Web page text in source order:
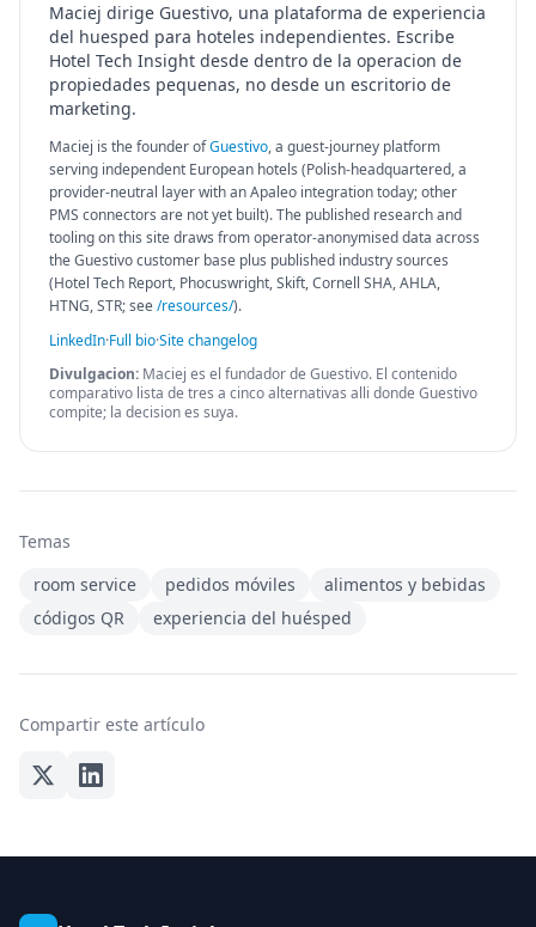
Maciej dirige Guestivo, una plataforma de experiencia
del huesped para hoteles independientes. Escribe
Hotel Tech Insight desde dentro de la operacion de
propiedades pequenas, no desde un escritorio de
marketing.
Maciej is the founder ofGuestivo, a guest-journey platform
serving independent European hotels (Polish-headquartered, a
provider-neutral layer with an Apaleo integration today; other
PMS connectors are not yet built). The published research and
tooling on this site draws from operator-anonymised data across
the Guestivo customer base plus published industry sources
(Hotel Tech Report, Phocuswright, Skift, Cornell SHA, AHLA,
HTNG, STR; see/resources/).
LinkedIn·Full bio·Site changelog
Divulgacion: Maciej es el fundador de Guestivo. El contenido
comparativo lista de tres a cinco alternativas alli donde Guestivo
compite; la decision es suya.
Temas
room service
pedidos móviles
alimentos y bebidas
códigos QR
experiencia del huésped
Compartir este artículo